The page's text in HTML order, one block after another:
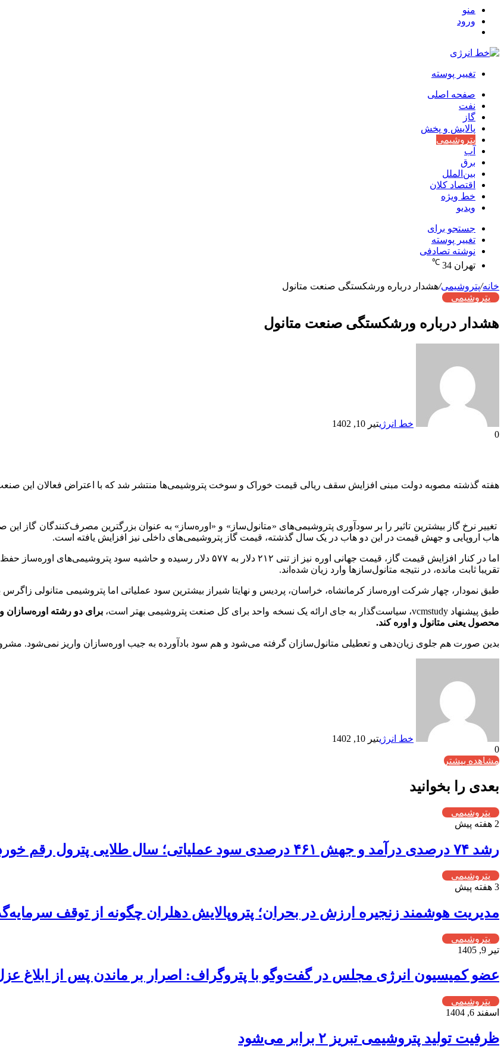
منو
ورود
تغییر پوسته
صفحه اصلی
نفت
گاز
پالایش و پخش
پتروشیمی
آب
برق
بین‌الملل
اقتصاد کلان
خط ویژه
ویدیو
جستجو برای
تغییر پوسته
نوشته تصادفی
تهران 34
℃
خانه/پتروشیمی/هشدار درباره ورشکستگی صنعت متانول
پتروشیمی
هشدار درباره ورشکستگی صنعت متانول
خط انرژیتیر 10, 1402
0
هفته گذشته مصوبه دولت مبنی افزایش سقف ریالی قیمت خوراک و سوخت پتروشیمی‌ها منتشر شد که با اعتراض فعالان این
تغییر نرخ گاز بیشترین تاثیر را بر سودآوری پتروشیمی‌های «متانول‌ساز» و «اوره‌ساز» به عنوان بزرگترین مصرف‌کنندگان گاز
هاب اروپایی و جهش قیمت در این دو هاب در یک سال گذشته، قیمت گاز پتروشیمی‌های داخلی نیز افزایش یافته است.
تقریبا ثابت مانده، در نتیجه متانول‌سازها وارد زیان شده‌اند.
طبق نمودار، چهار شرکت اوره‌ساز کرمانشاه، خراسان، پردیس و نهایتا شیراز بیشترین سود عملیاتی اما پتروشیمی متانولی زاگرس با سود عملیاتی منفی
طبق پیشنهاد vcmstudy، سیاست‌گذار به جای ارائه یک نسخه واحد برای کل صنعت پتروشیمی بهتر است،
برای دو رشته
محصول یعنی متانول و اوره کند.
بدین صورت هم جلوی زیان‌دهی و تعطیلی متانول‌سازان گرفته می‌شود و هم سود بادآورده به جیب اوره‌سازان واریز نمی‌شود.
خط انرژیتیر 10, 1402
0
مشاهده بیشتر
بعدی را بخوانید
پتروشیمی
2 هفته پیش
رشد ۷۴ درصدی درآمد و جهش ۴۶۱ درصدی سود عملیاتی؛ سال طلایی پترول رقم خورد
پتروشیمی
3 هفته پیش
مدیریت هوشمند زنجیره ارزش در بحران؛ پتروپالایش دهلران چگونه از توقف
پتروشیمی
تیر 9, 1405
عضو کمیسیون انرژی مجلس در گفت‌وگو با پتروگراف: اصرار بر ماندن پس از ابلاغ
پتروشیمی
اسفند 6, 1404
ظرفیت تولید پتروشیمی تبریز ۲ برابر می‌شود